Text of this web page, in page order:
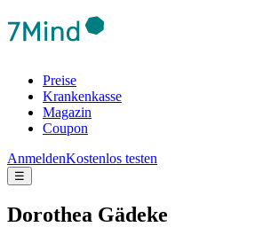
Preise
Krankenkasse
Magazin
Coupon
AnmeldenKostenlos testen
☰
Dorothea Gädeke